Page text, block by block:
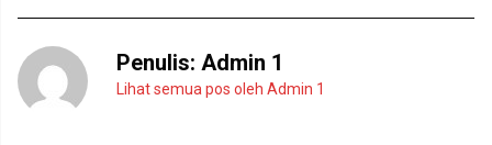
Penulis: Admin 1
Lihat semua pos oleh Admin 1